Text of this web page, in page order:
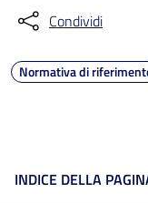
Condividi
Normativa di
INDICE DELLA